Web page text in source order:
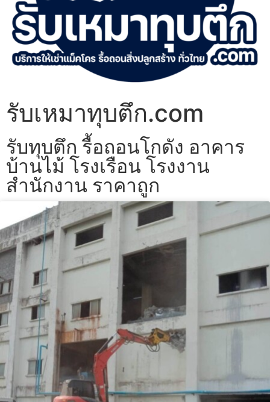
รับเหมาทุบตึก.com
รับทุบตึก รื้อถอนโกดัง อาคาร
บ้านไม้ โรงเรือน โรงงาน
สำนักงาน ราคาถูก